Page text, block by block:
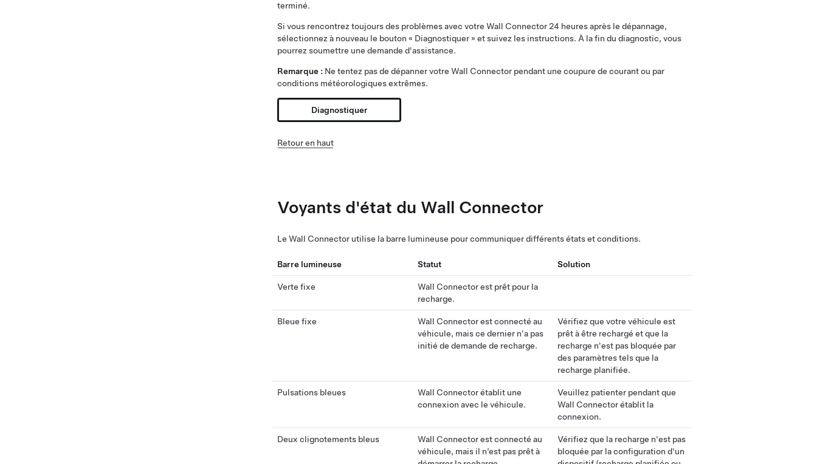
terminé.
Si vous rencontrez toujours des problèmes avec votre Wall Connector 24 heures après le dépannage,
sélectionnez à nouveau le bouton « Diagnostiquer » et suivez les instructions. À la fin du diagnostic, vous
pourrez soumettre une demande d'assistance.
Remarque : Ne tentez pas de dépanner votre Wall Connector pendant une coupure de courant ou par
conditions météorologiques extrêmes.
Diagnostiquer
Retour en haut
Voyants d'état du Wall Connector
Le Wall Connector utilise la barre lumineuse pour communiquer différents états et conditions.
Barre lumineuse Statut Solution
Verte fixe
Wall Connector est prêt pour la
recharge.
Bleue fixe
Wall Connector est connecté au
véhicule, mais ce dernier n'a pas
initié de demande de recharge.
Vérifiez que votre véhicule est
prêt à être rechargé et que la
recharge n'est pas bloquée par
des paramètres tels que la
recharge planifiée.
Pulsations bleues
Wall Connector établit une
connexion avec le véhicule.
Veuillez patienter pendant que
Wall Connector établit la
connexion.
Deux clignotements bleus
Wall Connector est connecté au
véhicule, mais il n’est pas prêt à
Vérifiez que la recharge n'est pas
bloquée par la configuration d'un